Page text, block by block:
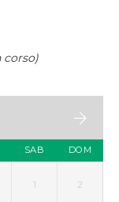
corso)
SAB DOM
1 2